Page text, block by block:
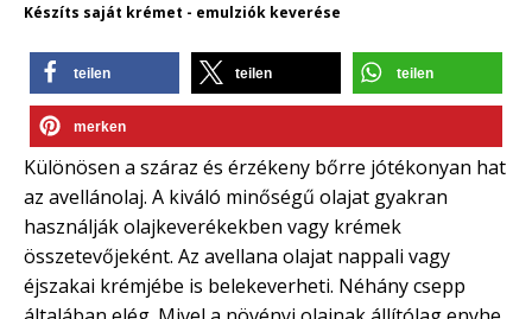
Készíts saját krémet - emulziók keverése
teilen teilen teilen
merken
Különösen a száraz és érzékeny bőrre jótékonyan hat
az avellánolaj. A kiváló minőségű olajat gyakran
használják olajkeverékekben vagy krémek
összetevőjeként. Az avellana olajat nappali vagy
éjszakai krémjébe is belekeverheti. Néhány csepp